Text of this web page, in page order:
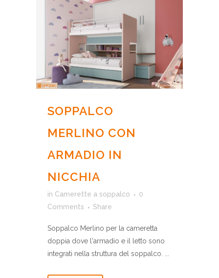
SOPPALCO
MERLINO CON
ARMADIO IN
NICCHIA
in Camerette a soppalco
0
Comments
Share
Soppalco Merlino per la cameretta
doppia dove l'armadio e il letto sono
integrati nella struttura del soppalco. ...